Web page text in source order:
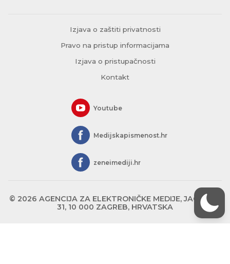
Izjava o zaštiti privatnosti
Pravo na pristup informacijama
Izjava o pristupačnosti
Kontakt
Youtube
Medijskapismenost.hr
zeneimediji.hr
© 2026 AGENCIJA ZA ELEKTRONIČKE MEDIJE, JAGIĆEVA
31, 10 000 ZAGREB, HRVATSKA